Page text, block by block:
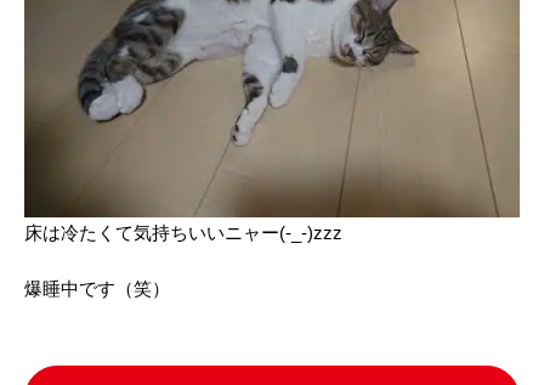
床は冷たくて気持ちいいニャー(-_-)zzz
爆睡中です（笑）